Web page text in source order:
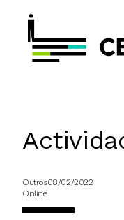
Outros08/02/2022
Online